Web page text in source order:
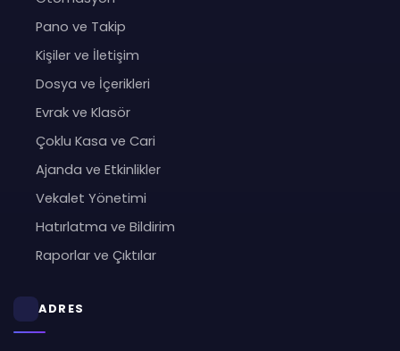
Pano ve Takip
Kişiler ve İletişim
Dosya ve İçerikleri
Evrak ve Klasör
Çoklu Kasa ve Cari
Ajanda ve Etkinlikler
Vekalet Yönetimi
Hatırlatma ve Bildirim
Raporlar ve Çıktılar
ADRES